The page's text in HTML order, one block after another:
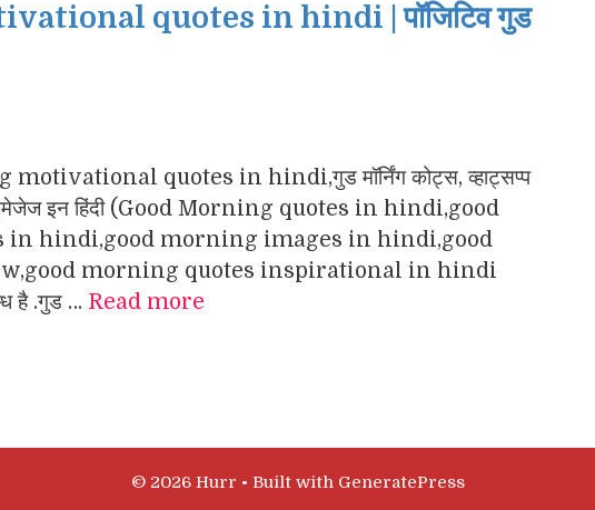
quotes in hindi | पॉजिटिव गुड
motivational quotes in hindi,गुड मॉर्निंग कोट्स, व्हाट्सप्प
इमेजेज इन हिंदी (Good Morning quotes in hindi,good
in hindi,good morning images in hindi,good
morning quotes inspirational in hindi
है .गुड … Read more
© 2026 Hurr • Built with GeneratePress